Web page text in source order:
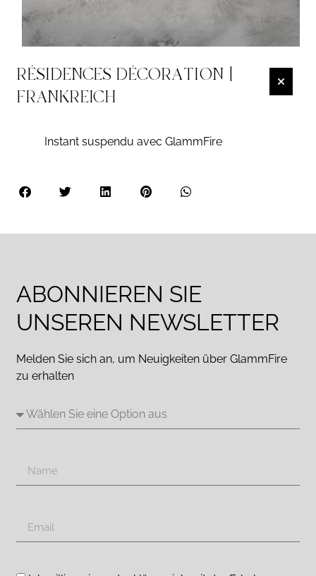
RÉSIDENCES DÉCORATION |
FRANKREICH
Instant suspendu avec GlammFire
ABONNIEREN SIE
UNSEREN NEWSLETTER
Melden Sie sich an, um Neuigkeiten über GlammFire
zu erhalten